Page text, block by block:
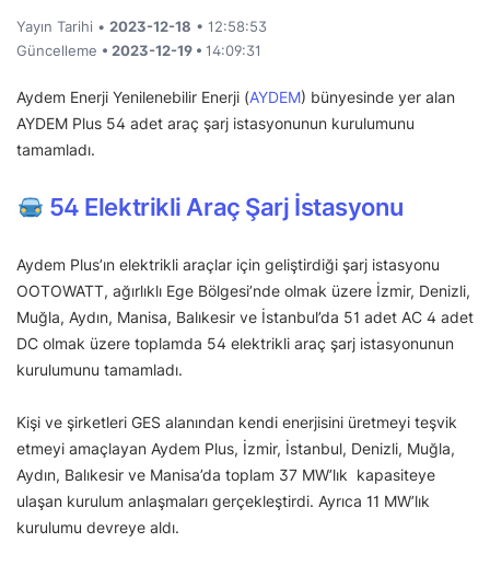
Yayın Tarihi • 2023-12-18 • 12:58:53
Güncelleme • 2023-12-19 • 14:09:31
Aydem Enerji Yenilenebilir Enerji (AYDEM) bünyesinde yer alan
AYDEM Plus 54 adet araç şarj istasyonunun kurulumunu
tamamladı.
54 Elektrikli Araç Şarj İstasyonu
Aydem Plus’ın elektrikli araçlar için geliştirdiği şarj istasyonu
OOTOWATT, ağırlıklı Ege Bölgesi’nde olmak üzere İzmir, Denizli,
Muğla, Aydın, Manisa, Balıkesir ve İstanbul’da 51 adet AC 4 adet
DC olmak üzere toplamda 54 elektrikli araç şarj istasyonunun
kurulumunu tamamladı.
Kişi ve şirketleri GES alanından kendi enerjisini üretmeyi teşvik
etmeyi amaçlayan Aydem Plus, İzmir, İstanbul, Denizli, Muğla,
Aydın, Balıkesir ve Manisa’da toplam 37 MW’lık kapasiteye
ulaşan kurulum anlaşmaları gerçekleştirdi. Ayrıca 11 MW’lık
kurulumu devreye aldı.